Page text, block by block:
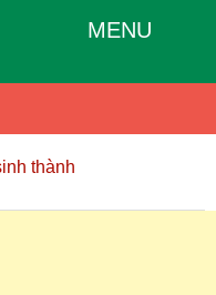
MENU
thành